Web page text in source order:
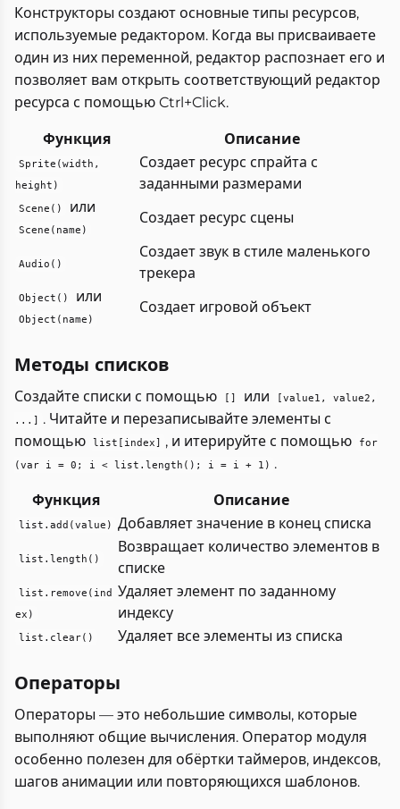
Конструкторы создают основные типы ресурсов,
используемые редактором. Когда вы присваиваете
один из них переменной, редактор распознает его и
позволяет вам открыть соответствующий редактор
ресурса с помощью Ctrl+Click.
Функция Описание
Sprite(width,
height)
Создает ресурс спрайта с
заданными размерами
Scene() или
Scene(name)
Создает ресурс сцены
Audio()
Создает звук в стиле маленького
трекера
Object() или
Object(name)
Создает игровой объект
Методы списков
Создайте списки с помощью [] или
[value1, value2,
...] . Читайте и перезаписывайте элементы с
помощью list[index] , и итерируйте с помощью
for
(var i = 0; i < list.length(); i = i + 1) .
Функция Описание
list.add(value) Добавляет значение в конец списка
list.length()
Возвращает количество элементов в
списке
list.remove(ind
ex)
Удаляет элемент по заданному
индексу
list.clear() Удаляет все элементы из списка
Операторы
Операторы — это небольшие символы, которые
выполняют общие вычисления. Оператор модуля
особенно полезен для обёртки таймеров, индексов,
шагов анимации или повторяющихся шаблонов.